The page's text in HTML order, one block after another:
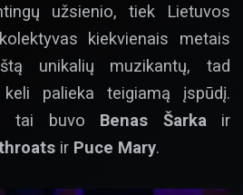
užsienio, tiek Lietuvos
kiekvienais metais
unikalių muzikantų, tad
palieka teigiamą įspūdį.
tai buvo Benas Šarka ir
ir Puce Mary.